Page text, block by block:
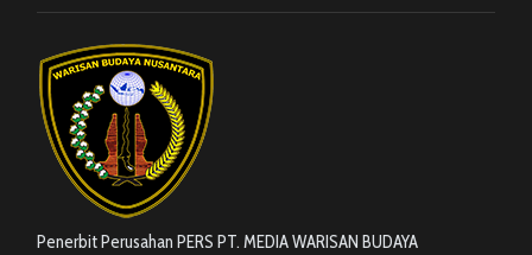
Penerbit Perusahan PERS PT. MEDIA WARISAN BUDAYA